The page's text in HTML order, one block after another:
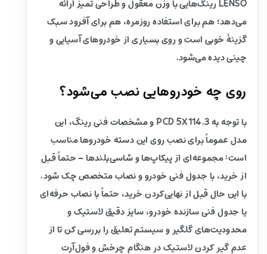
LENSO رینگ‌هایی با وزن معقول و طراحی تمیز ارائه
می‌دهد؛ هم برای استفاده روزمره، هم برای آفرود سبک
گزینهٔ خوبی است و روی بسیاری از خودروهای آسیایی و
چینی دیده می‌شود.
روی چه خودروهایی نصب می‌شود؟
با توجه به PCD 5X114.3 و مشخصات فنی رینگ، این
مدل عموماً برای نصب روی این دسته خودروها مناسب
است: مجموعه‌ای از پیکاپ‌ها و شاسی‌بلندها – حتماً قبل
از خرید، با جدول فنی خودرو و نصاب متخصص چک شود.
با این حال قبل از نهایی‌کردن خرید، حتماً با نصاب حرفه‌ای
یا جدول فنی سازنده خودرو، سایز دقیق لاستیک و
محدودیت‌های گلگیر و سیستم تعلیق را بررسی کن تا از
عدم گیر کردن لاستیک در هنگام چرخش و فول‌آرت